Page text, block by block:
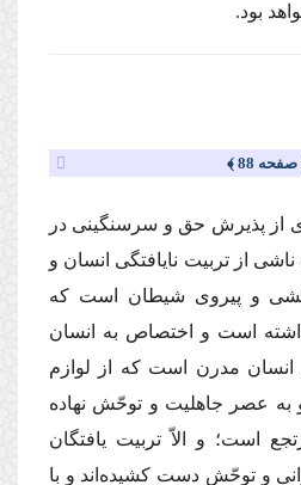
بود.
88 ﴾
از پذیرش حق و سرسنگینى در
از تربیت نایافتگى انسان و
و پیروى شیطان است كه
است و اختصاص به انسان
انسان مدرن است كه از لوازم
عصر جاهلیت و توحّش نهاده
است؛ و الاّ تربیت یافتگان
و توحّش دست كشیده‌اند و با